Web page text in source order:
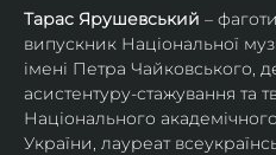
Тарас Ярушевський –
випускник Національної
імені Петра Чайковського,
асистентуру-стажування та
Національного
України, лауреат